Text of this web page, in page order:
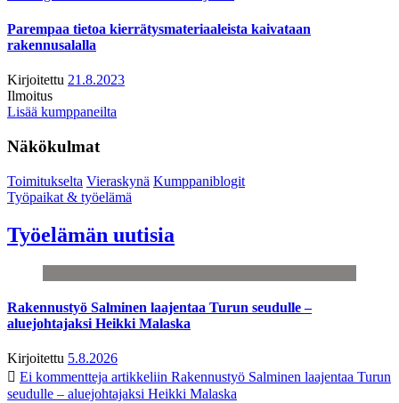
Parempaa tietoa kierrätysmateriaaleista kaivataan
rakennusalalla
Kirjoitettu 21.8.2023
Ilmoitus
Lisää kumppaneilta
Näkökulmat
Toimitukselta Vieraskynä Kumppaniblogit
Työpaikat & työelämä
Työelämän uutisia
Rakennustyö Salminen laajentaa Turun seudulle –
aluejohtajaksi Heikki Malaska
Kirjoitettu 5.8.2026
Ei kommentteja artikkeliin Rakennustyö Salminen laajentaa Turun
seudulle – aluejohtajaksi Heikki Malaska